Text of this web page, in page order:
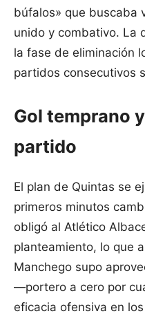
búfalos» que buscaba
unido y combativo. La
la fase de eliminación
partidos consecutivos
Gol temprano
partido
El plan de Quintas se
primeros minutos
obligó al Atlético
planteamiento, lo que
Manchego supo
—portero a cero por
eficacia ofensiva en